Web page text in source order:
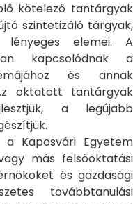
kötelező tantárgyak
szintetizáló tárgyak,
elemei. A
kapcsolódnak a
és annak
oktatott tantárgyak
a legújabb
Kaposvári Egyetem
más felsőoktatási
és gazdasági
továbbtanulási